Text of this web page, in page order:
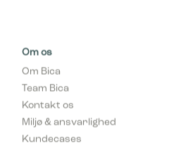
Om os
Om Bica
Team Bica
Kontakt os
Miljø & ansvarlighed
Kundecases